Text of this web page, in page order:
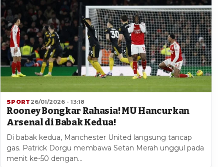
SPORT 26/01/2026 - 13:18
Rooney Bongkar Rahasia! MU Hancurkan
Arsenal di Babak Kedua!
Di babak kedua, Manchester United langsung tancap
gas. Patrick Dorgu membawa Setan Merah unggul pada
menit ke-50 dengan…